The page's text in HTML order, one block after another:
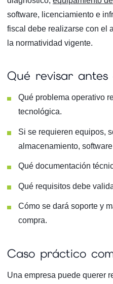
software, licenciamiento e
fiscal debe realizarse con el
la normatividad vigente.
Qué revisar
Qué problema operativo
tecnológica.
Si se requieren equipos,
almacenamiento,
Qué documentación
Qué requisitos debe
Cómo se dará soporte y
compra.
Caso práctico
Una empresa puede querer